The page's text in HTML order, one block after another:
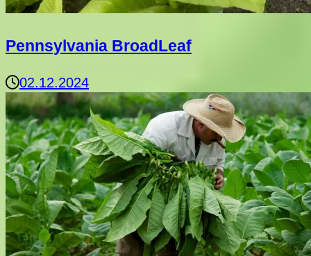
Pennsylvania BroadLeaf
02.12.2024